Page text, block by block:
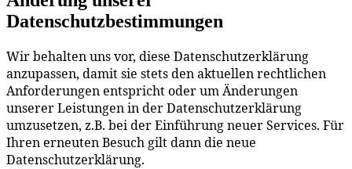
Datenschutzbestimmungen
Wir behalten uns vor, diese Datenschutzerklärung
anzupassen, damit sie stets den aktuellen rechtlichen
Anforderungen entspricht oder um Änderungen
unserer Leistungen in der Datenschutzerklärung
umzusetzen, z.B. bei der Einführung neuer Services. Für
Ihren erneuten Besuch gilt dann die neue
Datenschutzerklärung.